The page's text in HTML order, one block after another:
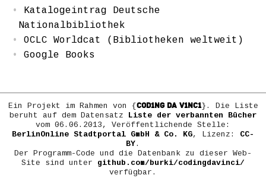
Katalogeintrag Deutsche
Nationalbibliothek
OCLC Worldcat (Bibliotheken weltweit)
Google Books
Ein Projekt im Rahmen von {COD1NG DA V1NC1}. Die Liste
beruht auf dem Datensatz Liste der verbannten Bücher
vom 06.06.2013, Veröffentlichende Stelle:
BerlinOnline Stadtportal GmbH & Co. KG, Lizenz: CC-
BY.
Der Programm-Code und die Datenbank zu dieser Web-
Site sind unter github.com/burki/codingdavinci/
verfügbar.